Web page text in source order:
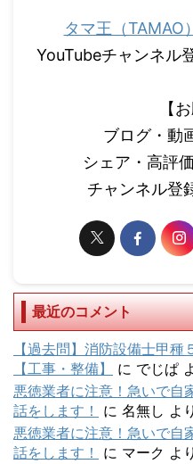
タマ王（TAMAO
YouTubeチャンネル
【
ブログ・動
シェア・高評
チャンネル登
最近のコメント
【過去問】消防設備士甲種
【工事・整備】
に でじぱ
悪徳業者に注意！急いで自
話をします！
に 名無し より
悪徳業者に注意！急いで自
話をします！
に マーク より